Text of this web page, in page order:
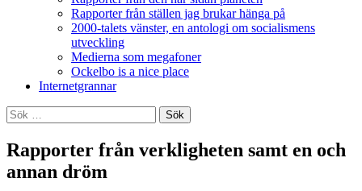
Rapporter från ställen jag brukar hänga på
2000-talets vänster, en antologi om socialismens
utveckling
Medierna som megafoner
Ockelbo is a nice place
Internetgrannar
Sök
efter:
Rapporter från verkligheten samt en och
annan dröm